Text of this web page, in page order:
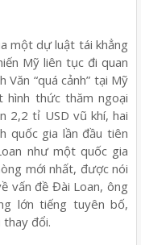
một dự luật tái khẳng
Mỹ liên tục đi quan
“quá cảnh” tại Mỹ
thức thăm ngoại
2,2 tỉ USD vũ khí, hai
quốc gia lần đầu tiên
như một quốc gia
mới nhất, được nói
vấn đề Đài Loan, ông
lớn tiếng tuyên bố,
thay đổi.